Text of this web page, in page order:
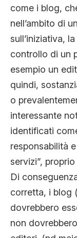
come i blog,
nell’ambito di
sull’iniziativa,
controllo di un
esempio un
quindi,
o
interessante
identificati
responsabilità
servizi”,
Di
corretta, i blog
dovrebbero
non